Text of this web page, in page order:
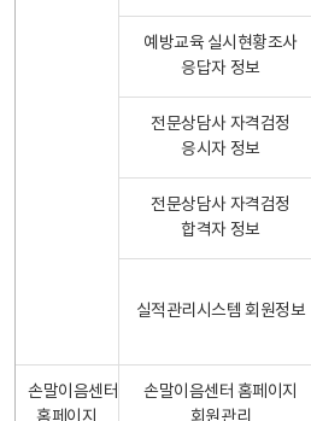
예방교육 실시현황조사
응답자 정보
전문상담사 자격검정
응시자 정보
전문상담사 자격검정
합격자 정보
실적관리시스템 회원정보
손말이음센터
손말이음센터 홈페이지